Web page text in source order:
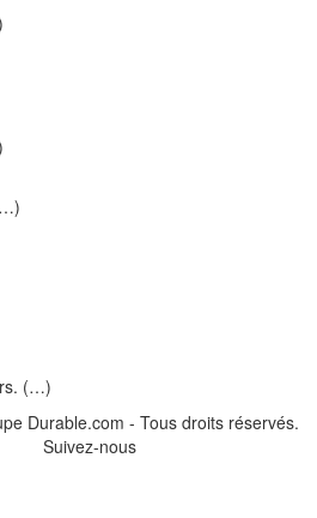
(…)
Durable.com - Tous droits réservés.
Suivez-nous